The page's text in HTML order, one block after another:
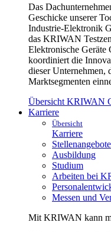
Das
Geschicke unserer
Industrie-Elektronik
das KRIWAN
Elektronische
koordiniert die
dieser Unternehmen,
Marktsegmenten
Übersicht KRIWAN
Karriere
Übersicht
Karriere
Stellenangebote
Ausbildung
Studium
Arbeiten bei
Messen und
Mit KRIWAN kann